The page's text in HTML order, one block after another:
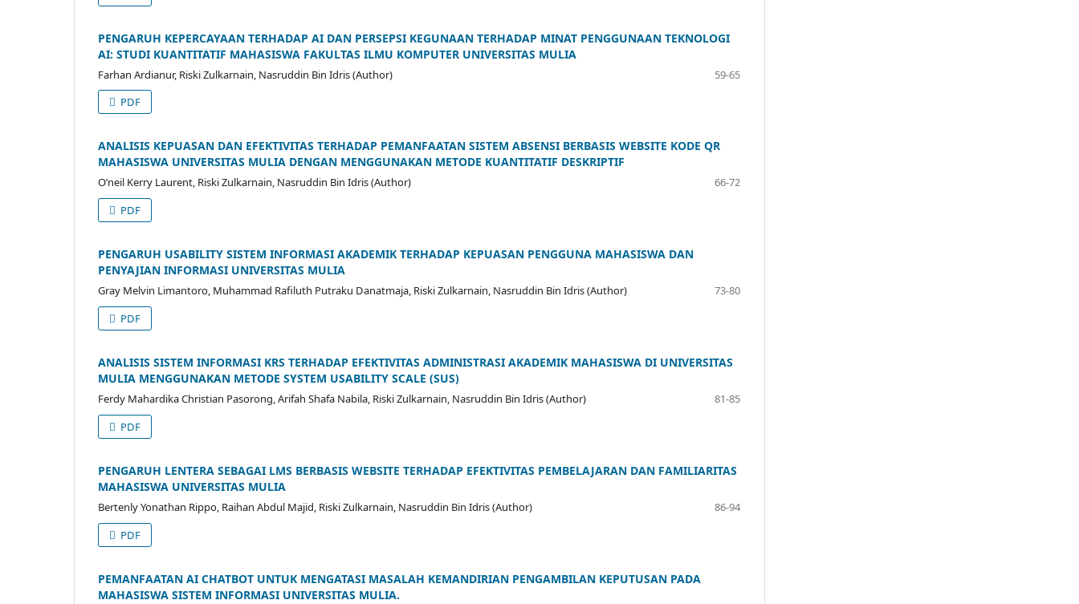
PENGARUH KEPERCAYAAN TERHADAP AI DAN PERSEPSI KEGUNAAN TERHADAP MINAT PENGGUNAAN TEKNOLOGI
AI: STUDI KUANTITATIF MAHASISWA FAKULTAS ILMU KOMPUTER UNIVERSITAS MULIA
Farhan Ardianur, Riski Zulkarnain, Nasruddin Bin Idris (Author)
59-65
PDF
ANALISIS KEPUASAN DAN EFEKTIVITAS TERHADAP PEMANFAATAN SISTEM ABSENSI BERBASIS WEBSITE KODE QR
MAHASISWA UNIVERSITAS MULIA DENGAN MENGGUNAKAN METODE KUANTITATIF DESKRIPTIF
O’neil Kerry Laurent, Riski Zulkarnain, Nasruddin Bin Idris (Author)
66-72
PDF
PENGARUH USABILITY SISTEM INFORMASI AKADEMIK TERHADAP KEPUASAN PENGGUNA MAHASISWA DAN
PENYAJIAN INFORMASI UNIVERSITAS MULIA
Gray Melvin Limantoro, Muhammad Rafiluth Putraku Danatmaja, Riski Zulkarnain, Nasruddin Bin Idris (Author)
73-80
PDF
ANALISIS SISTEM INFORMASI KRS TERHADAP EFEKTIVITAS ADMINISTRASI AKADEMIK MAHASISWA DI UNIVERSITAS
MULIA MENGGUNAKAN METODE SYSTEM USABILITY SCALE (SUS)
Ferdy Mahardika Christian Pasorong, Arifah Shafa Nabila, Riski Zulkarnain, Nasruddin Bin Idris (Author)
81-85
PDF
PENGARUH LENTERA SEBAGAI LMS BERBASIS WEBSITE TERHADAP EFEKTIVITAS PEMBELAJARAN DAN FAMILIARITAS
MAHASISWA UNIVERSITAS MULIA
Bertenly Yonathan Rippo, Raihan Abdul Majid, Riski Zulkarnain, Nasruddin Bin Idris (Author)
86-94
PDF
PEMANFAATAN AI CHATBOT UNTUK MENGATASI MASALAH KEMANDIRIAN PENGAMBILAN KEPUTUSAN PADA
MAHASISWA SISTEM INFORMASI UNIVERSITAS MULIA.